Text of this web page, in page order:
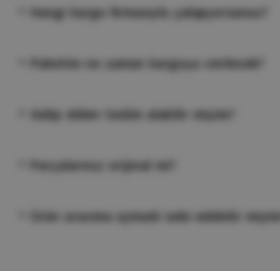
Hangi kargo firmasıyla çalışıyorsunuz?
Paketim ne zaman kargoya verilecek?
Gelip elden teslim alabilir miyim?
Parçalarınız orijinal mi?
Ürün aracıma uymadı iade edebilir miyim?